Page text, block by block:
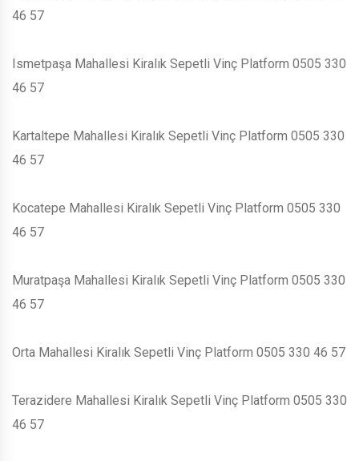
46 57
Ismetpaşa Mahallesi Kiralık Sepetli Vinç Platform 0505 330
46 57
Kartaltepe Mahallesi Kiralık Sepetli Vinç Platform 0505 330
46 57
Kocatepe Mahallesi Kiralık Sepetli Vinç Platform 0505 330
46 57
Muratpaşa Mahallesi Kiralık Sepetli Vinç Platform 0505 330
46 57
Orta Mahallesi Kiralık Sepetli Vinç Platform 0505 330 46 57
Terazidere Mahallesi Kiralık Sepetli Vinç Platform 0505 330
46 57